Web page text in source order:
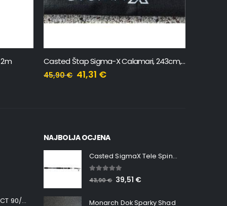
Casted Podmetač Reket 70cm
11,41€
Minn Kota RT INSTINCT 90/115 WR QUEST
NAJBOLJA OCJENA
Casted SigmaX Tele Spin, 300cm, 40-80gr
out of 5
43,90€ 39,51 €
Monarch Dok Sparky Shad